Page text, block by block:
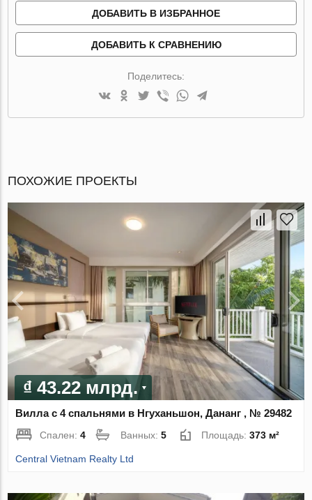
ДОБАВИТЬ В ИЗБРАННОЕ
ДОБАВИТЬ К СРАВНЕНИЮ
Поделитесь:
ПОХОЖИЕ ПРОЕКТЫ
₫ 43.22 млрд.
Вилла с 4 спальнями в Нгуханьшон, Дананг , № 29482
Спален:4 Ванных:5 Площадь:373 м²
Central Vietnam Realty Ltd